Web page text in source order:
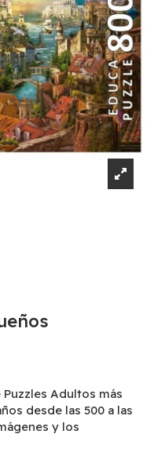
Adultos más
desde las 500 a las
y los